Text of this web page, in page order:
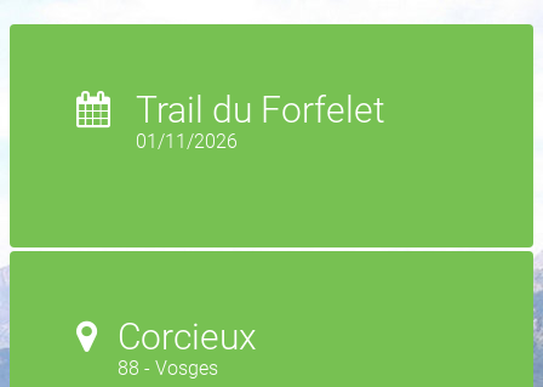
Trail du Forfelet
01/11/2026
Corcieux
88 - Vosges